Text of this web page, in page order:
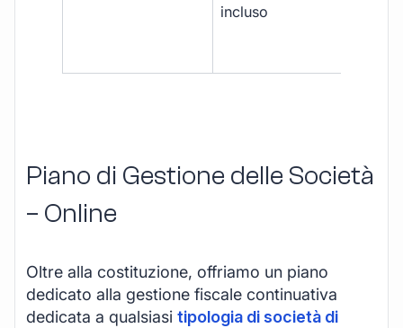
incluso
Piano di Gestione delle Società
– Online
Oltre alla costituzione, offriamo un piano
dedicato alla gestione fiscale continuativa
dedicata a qualsiasi tipologia di società di